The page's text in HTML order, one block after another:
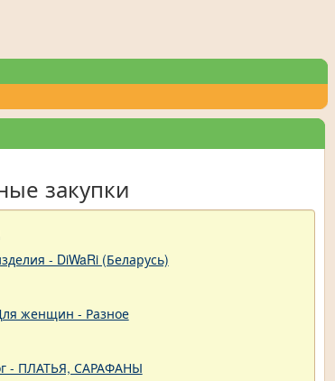
закупки
- DiWaRi (Беларусь)
женщин - Разное
- ПЛАТЬЯ, САРАФАНЫ